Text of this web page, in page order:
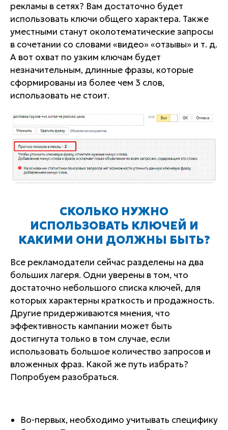
рекламы в сетях? Вам достаточно будет
использовать ключи общего характера. Также
уместными станут околотематические запросы
в сочетании со словами «видео» «отзывы» и т. д.
А вот охват по узким ключам будет
незначительным, длинные фразы, которые
сформированы из более чем 3 слов,
использовать не стоит.
СКОЛЬКО НУЖНО
ИСПОЛЬЗОВАТЬ КЛЮЧЕЙ И
КАКИМИ ОНИ ДОЛЖНЫ БЫТЬ?
Все рекламодатели сейчас разделены на два
больших лагеря. Одни уверены в том, что
достаточно небольшого списка ключей, для
которых характерны краткость и продажность.
Другие придерживаются мнения, что
эффективность кампании может быть
достигнута только в том случае, если
использовать большое количество запросов и
вложенных фраз. Какой же путь избрать?
Попробуем разобраться.
Во-первых, необходимо учитывать специфику